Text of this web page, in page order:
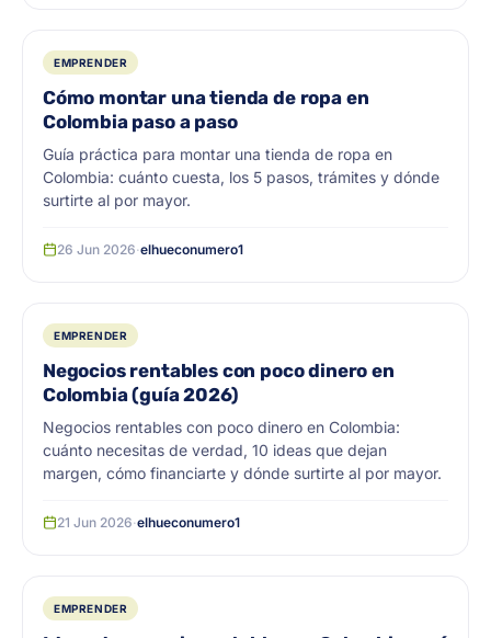
EMPRENDER
Cómo montar una tienda de ropa en
Colombia paso a paso
Guía práctica para montar una tienda de ropa en
Colombia: cuánto cuesta, los 5 pasos, trámites y dónde
surtirte al por mayor.
26 Jun 2026·elhueconumero1
EMPRENDER
Negocios rentables con poco dinero en
Colombia (guía 2026)
Negocios rentables con poco dinero en Colombia:
cuánto necesitas de verdad, 10 ideas que dejan
margen, cómo financiarte y dónde surtirte al por mayor.
21 Jun 2026·elhueconumero1
EMPRENDER